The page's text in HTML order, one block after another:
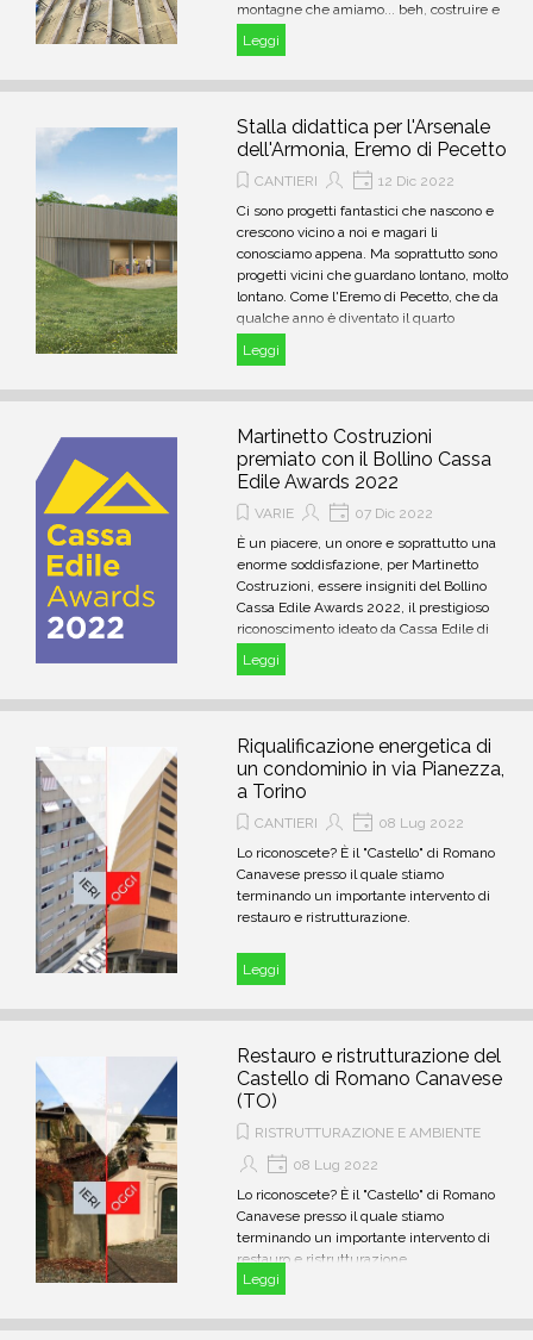
montagne che amiamo... beh, costruire e
Leggi
Stalla didattica per l'Arsenale
dell'Armonia, Eremo di Pecetto
CANTIERI
12 Dic 2022
Ci sono progetti fantastici che nascono e
crescono vicino a noi e magari li
conosciamo appena. Ma soprattutto sono
progetti vicini che guardano lontano, molto
lontano. Come l'Eremo di Pecetto, che da
qualche anno è diventato il quarto
Leggi
Martinetto Costruzioni
premiato con il Bollino Cassa
Edile Awards 2022
VARIE
07 Dic 2022
È un piacere, un onore e soprattutto una
enorme soddisfazione, per Martinetto
Costruzioni, essere insigniti del Bollino
Cassa Edile Awards 2022, il prestigioso
riconoscimento ideato da Cassa Edile di
Nazionale Paritetica delle Casse Edili e
Leggi
Riqualificazione energetica di
un condominio in via Pianezza,
a Torino
CANTIERI
08 Lug 2022
Lo riconoscete? È il "Castello" di Romano
Canavese presso il quale stiamo
terminando un importante intervento di
restauro e ristrutturazione.
Leggi
Restauro e ristrutturazione del
Castello di Romano Canavese
(TO)
RISTRUTTURAZIONE E AMBIENTE
08 Lug 2022
Lo riconoscete? È il "Castello" di Romano
Canavese presso il quale stiamo
terminando un importante intervento di
restauro e ristrutturazione.
Leggi